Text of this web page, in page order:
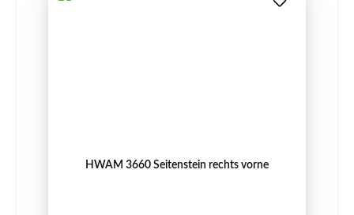
HWAM 3660 Seitenstein rechts vorne